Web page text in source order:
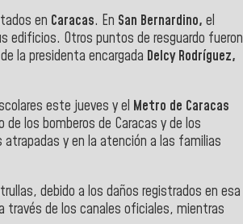
en Caracas. En San Bernardino, el
edificios. Otros puntos de resguardo fueron
la presidenta encargada Delcy Rodríguez,
este jueves y el Metro de Caracas
los bomberos de Caracas y de los
atrapadas y en la atención a las familias
debido a los daños registrados en esa
través de los canales oficiales, mientras